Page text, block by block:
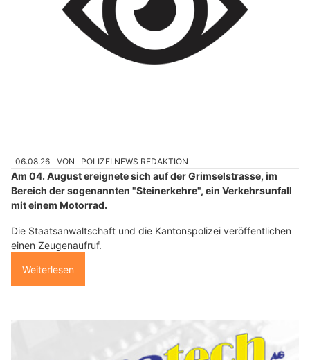
06.08.26 VON POLIZEI.NEWS REDAKTION
Am 04. August ereignete sich auf der Grimselstrasse, im
Bereich der sogenannten "Steinerkehre", ein Verkehrsunfall
mit einem Motorrad.
Die Staatsanwaltschaft und die Kantonspolizei veröffentlichen
einen Zeugenaufruf.
Weiterlesen